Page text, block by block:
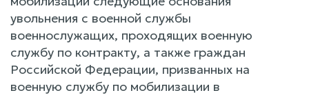
увольнения с военной службы
военнослужащих, проходящих военную
службу по контракту, а также граждан
Российской Федерации, призванных на
военную службу по мобилизации в